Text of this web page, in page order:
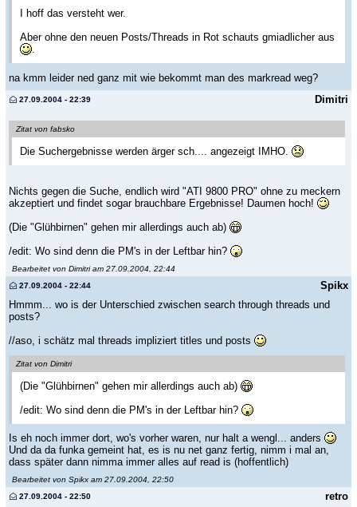
I hoff das versteht wer.
Aber ohne den neuen Posts/Threads in Rot schauts gmiadlicher aus
.
na kmm leider ned ganz mit wie bekommt man des markread weg?
Dimitri
27.09.2004 - 22:39
Zitat von fabsko
Die Suchergebnisse werden ärger sch.... angezeigt IMHO.
Nichts gegen die Suche, endlich wird "ATI 9800 PRO" ohne zu meckern
akzeptiert und findet sogar brauchbare Ergebnisse! Daumen hoch!
(Die "Glühbirnen" gehen mir allerdings auch ab)
/edit: Wo sind denn die PM's in der Leftbar hin?
Bearbeitet von Dimitri am 27.09.2004, 22:44
Spikx
27.09.2004 - 22:44
Hmmm... wo is der Unterschied zwischen search through threads und
posts?
//aso, i schätz mal threads impliziert titles und posts
Zitat von Dimitri
(Die "Glühbirnen" gehen mir allerdings auch ab)
/edit: Wo sind denn die PM's in der Leftbar hin?
Is eh noch immer dort, wo's vorher waren, nur halt a wengl... anders
Und da da funka gemeint hat, es is nu net ganz fertig, nimm i mal an,
dass später dann nimma immer alles auf read is (hoffentlich)
Bearbeitet von Spikx am 27.09.2004, 22:50
retro
27.09.2004 - 22:50